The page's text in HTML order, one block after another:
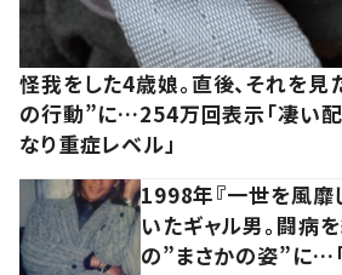
怪我をした4歳娘。直後、それを
の行動”に…254万回表示「凄い配
なり重症レベル」
1998年『一世を風靡
いたギャル男。闘病
の”まさかの姿”に…「